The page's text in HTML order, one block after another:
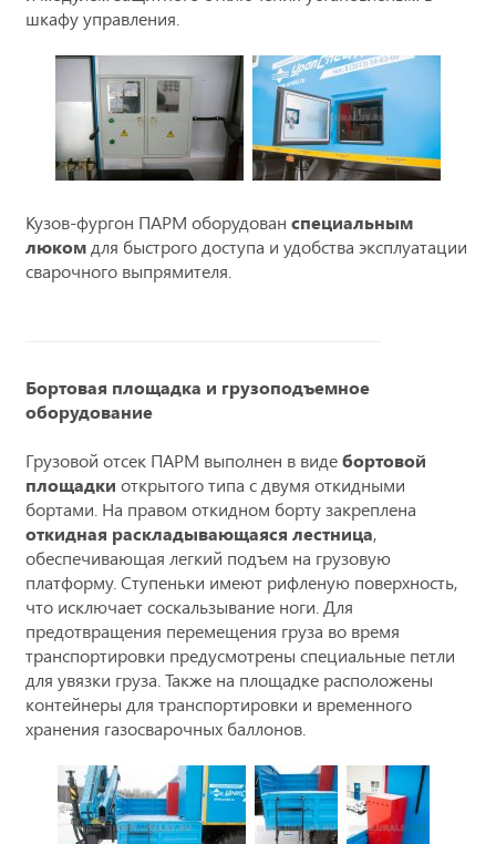
шкафу управления.
Кузов-фургон ПАРМ оборудован специальным
люком для быстрого доступа и удобства эксплуатации
сварочного выпрямителя.
Бортовая площадка и грузоподъемное
оборудование
Грузовой отсек ПАРМ выполнен в видебортовой
площадки открытого типа с двумя откидными
бортами. На правом откидном борту закреплена
откидная раскладывающаяся лестница,
обеспечивающая легкий подъем на грузовую
платформу. Ступеньки имеют рифленую поверхность,
что исключает соскальзывание ноги. Для
предотвращения перемещения груза во время
транспортировки предусмотрены специальные петли
для увязки груза. Также на площадке расположены
контейнеры для транспортировки и временного
хранения газосварочных баллонов.